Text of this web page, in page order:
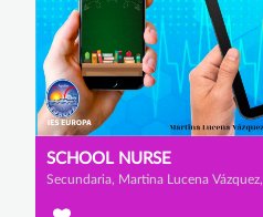
SCHOOL NURSE